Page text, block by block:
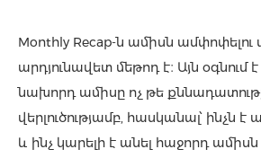
Monthly Recap-ն ամիսն
արդյունավետ մեթոդ է։ Այն օգնում
նախորդ ամիսը ոչ թե
վերլուծությամբ, հասկանալ՝ ինչն է
և ինչ կարելի է անել հաջորդ